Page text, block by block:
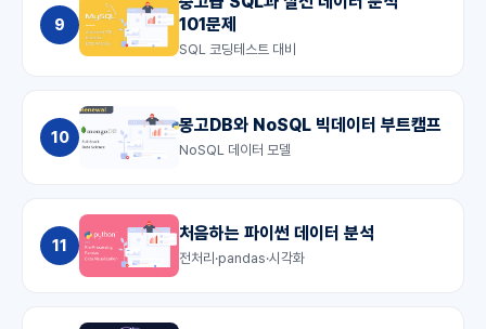
9
101문제
SQL 코딩테스트 대비
10
몽고DB와 NoSQL 빅데이터 부트캠프
NoSQL 데이터 모델
11
처음하는 파이썬 데이터 분석
전처리·pandas·시각화